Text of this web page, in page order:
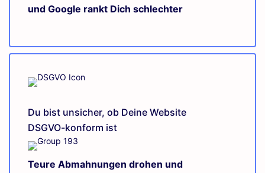
und Google rankt Dich schlechter
Du bist unsicher, ob Deine Website
DSGVO-konform ist
Teure Abmahnungen drohen und